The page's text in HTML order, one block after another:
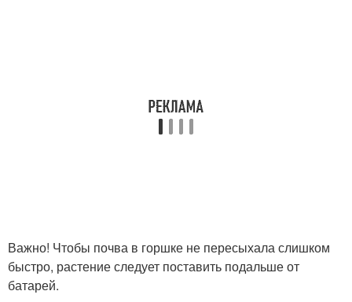
Важно! Чтобы почва в горшке не пересыхала слишком
быстро, растение следует поставить подальше от
батарей.